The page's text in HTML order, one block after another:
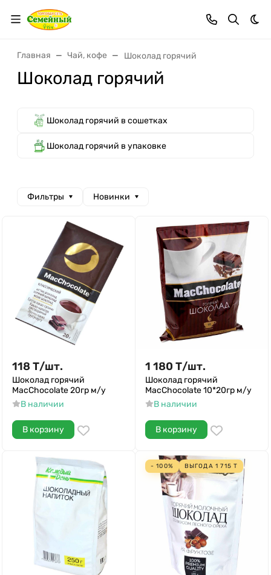
Главная Чай, кофе Шоколад горячий
Шоколад горячий
Шоколад горячий в сошетках
Шоколад горячий в упаковке
Фильтры Новинки
118 Т/шт.
Шоколад горячий
MacChocolate 20гр м/у
В наличии
В корзину
1 180 Т/шт.
Шоколад горячий
MacChocolate 10*20гр м/у
В наличии
В корзину
- 100% ВЫГОДА 1 715 Т